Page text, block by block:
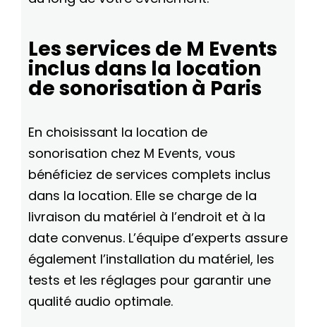
Les services de M Events
inclus dans la location
de sonorisation à Paris
En choisissant la location de
sonorisation chez M Events, vous
bénéficiez de services complets inclus
dans la location. Elle se charge de la
livraison du matériel à l’endroit et à la
date convenus. L’équipe d’experts assure
également l’installation du matériel, les
tests et les réglages pour garantir une
qualité audio optimale.